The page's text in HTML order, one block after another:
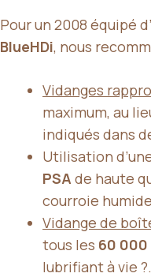
Pour un 2008 équipé
BlueHDi, nous
Vidanges
maximum, au
indiqués dans
Utilisation
PSA de haute
courroie
Vidange de
tous les 60 000
lubrifiant à vie ?.